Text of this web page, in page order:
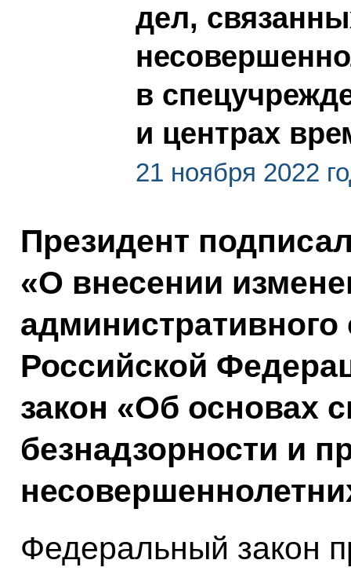
дел,
в
и центрах
21 ноября 2022
Президент
«О внесении
Российской
закон «Об основах
безнадзорности и
Федеральный закон